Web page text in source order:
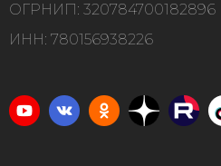
ОГРНИП: 320784700182896
ИНН: 780156938226